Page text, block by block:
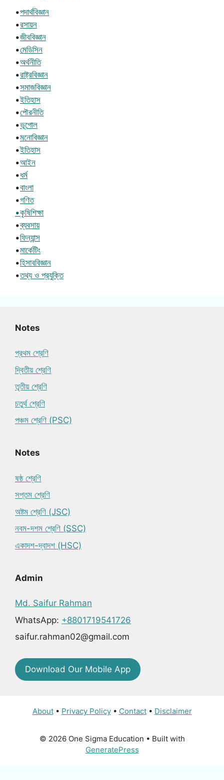
•পদার্থবিজ্ঞান
•রসায়ন
•জীববিজ্ঞান
•মেডিসিন
•অর্থনীতি
•রাষ্ট্রবিজ্ঞান
•সমাজবিজ্ঞান
•ইতিহাস
•পৌরনীতি
•ভূগোল
•মনোবিজ্ঞান
•ইতিহাস
•আইন
•ধর্ম
•বাংলা
•গণিত
•কৃষিশিক্ষা
•ব্যবসায়
•ফিন্যান্স
•মার্কেটিং
•হিসাববিজ্ঞান
•তথ্য ও প্রযুক্তি
Notes
প্রথম শ্রেণি
দ্বিতীয় শ্রেণি
তৃতীয় শ্রেণি
চতুর্থ শ্রেণি
পঞ্চম শ্রেণি (PSC)
Notes
ষষ্ঠ শ্রেণি
সপ্তম শ্রেণি
অষ্টম শ্রেণি (JSC)
নবম-দশম শ্রেণি (SSC)
একাদশ-দ্বাদশ (HSC)
Admin
Md. Saifur Rahman
WhatsApp: +8801719541726
saifur.rahman02@gmail.com
Download Our Mobile App
About• Privacy Policy• Contact• Disclaimer
© 2026 One Sigma Education • Built with
GeneratePress